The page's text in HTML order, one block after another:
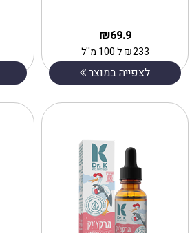
69.9
₪
233
₪ל 100 מ''ל
לצפייה במוצר